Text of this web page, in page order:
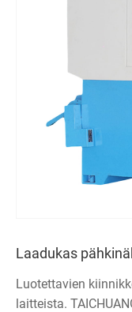
Laadukas
Luotettavien
laitteista.